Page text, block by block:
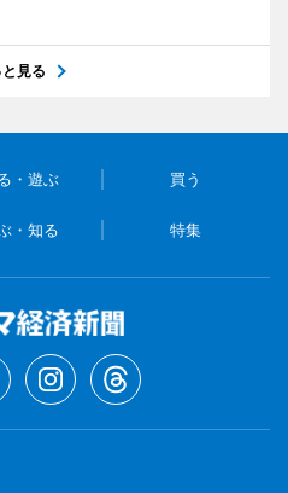
と見る
・遊ぶ 買う
・知る 特集